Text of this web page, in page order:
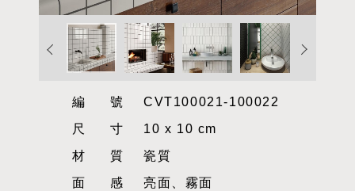
編號CVT100021-100022
尺寸10 x 10 cm
材質瓷質
面感亮面、霧面